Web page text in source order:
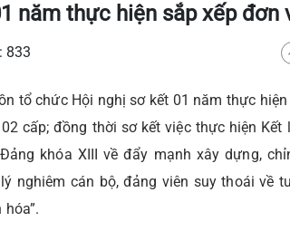
năm thực hiện sắp xếp đơn
833
tổ chức Hội nghị sơ kết 01 năm thực
cấp; đồng thời sơ kết việc thực hiện
khóa XIII về đẩy mạnh xây dựng,
nghiêm cán bộ, đảng viên suy thoái về
hóa”.